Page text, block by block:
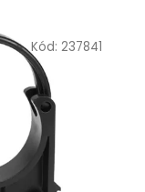
Kód: 237841